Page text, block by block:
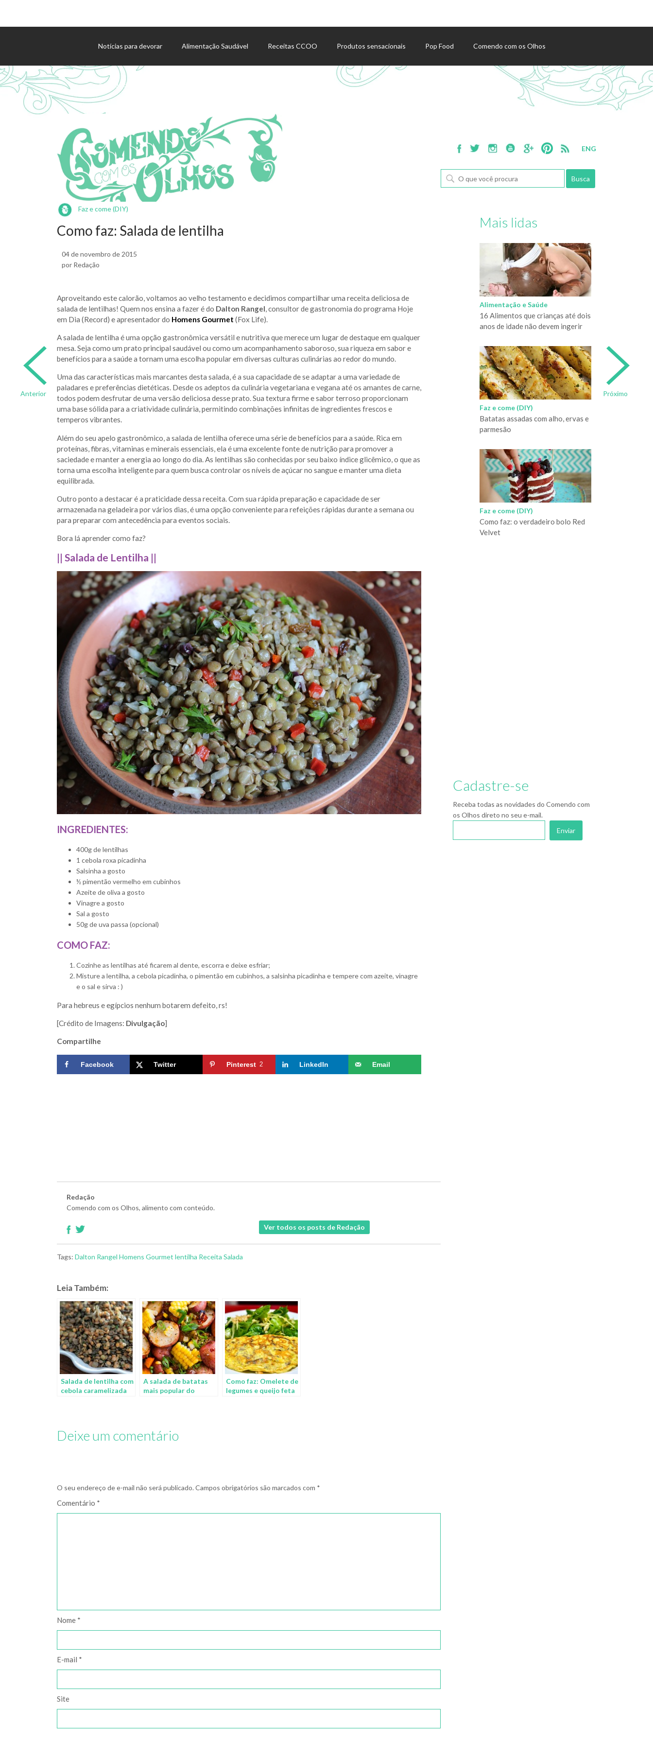
Notícias para devorar Alimentação Saudável Receitas CCOO Produtos sensacionais Pop Food Comendo com os Olhos
Agenda de eventos
ENG
Anterior Próximo
Faz e come (DIY)
Como faz: Salada de lentilha
04 de novembro de 2015
por Redação
Aproveitando este calorão, voltamos ao velho testamento e decidimos compartilhar uma receita deliciosa de
salada de lentilhas! Quem nos ensina a fazer é do Dalton Rangel , consultor de gastronomia do programa Hoje
em Dia (Record) e apresentador do Homens Gourmet (Fox Life).
A salada de lentilha é uma opção gastronômica versátil e nutritiva que merece um lugar de destaque em qualquer
mesa. Seja como um prato principal saudável ou como um acompanhamento saboroso, sua riqueza em sabor e
benefícios para a saúde a tornam uma escolha popular em diversas culturas culinárias ao redor do mundo.
Uma das características mais marcantes desta salada, é a sua capacidade de se adaptar a uma variedade de
paladares e preferências dietéticas. Desde os adeptos da culinária vegetariana e vegana até os amantes de carne,
todos podem desfrutar de uma versão deliciosa desse prato. Sua textura firme e sabor terroso proporcionam
uma base sólida para a criatividade culinária, permitindo combinações infinitas de ingredientes frescos e
temperos vibrantes.
Além do seu apelo gastronômico, a salada de lentilha oferece uma série de benefícios para a saúde. Rica em
proteínas, fibras, vitaminas e minerais essenciais, ela é uma excelente fonte de nutrição para promover a
saciedade e manter a energia ao longo do dia. As lentilhas são conhecidas por seu baixo índice glicêmico, o que as
torna uma escolha inteligente para quem busca controlar os níveis de açúcar no sangue e manter uma dieta
equilibrada.
Outro ponto a destacar é a praticidade dessa receita. Com sua rápida preparação e capacidade de ser
armazenada na geladeira por vários dias, é uma opção conveniente para refeições rápidas durante a semana ou
para preparar com antecedência para eventos sociais.
Bora lá aprender como faz?
|| Salada de Lentilha ||
INGREDIENTES:
400g de lentilhas
1 cebola roxa picadinha
Salsinha a gosto
½ pimentão vermelho em cubinhos
Azeite de oliva a gosto
Vinagre a gosto
Sal a gosto
50g de uva passa (opcional)
COMO FAZ:
Cozinhe as lentilhas até ficarem al dente, escorra e deixe esfriar;
Misture a lentilha, a cebola picadinha, o pimentão em cubinhos, a salsinha picadinha e tempere com azeite, vinagre
e o sal e sirva : )
Para hebreus e egípcios nenhum botarem defeito, rs!
[Crédito de Imagens: Divulgação]
Compartilhe
Facebook Twitter Pinterest 2 LinkedIn Email
Redação
Comendo com os Olhos, alimento com conteúdo.
Ver todos os posts de Redação
Tags: Dalton Rangel Homens Gourmet lentilha Receita Salada
Leia Também:
Salada de lentilha com
cebola caramelizada
A salada de batatas
mais popular do
Como faz: Omelete de
legumes e queijo feta
Deixe um comentário
O seu endereço de e-mail não será publicado. Campos obrigatórios são marcados com *
Comentário *
Nome *
E-mail *
Site
Mais lidas
Alimentação e Saúde
16 Alimentos que crianças até dois
anos de idade não devem ingerir
Faz e come (DIY)
Batatas assadas com alho, ervas e
parmesão
Faz e come (DIY)
Como faz: o verdadeiro bolo Red
Velvet
Cadastre-se
Receba todas as novidades do Comendo com
os Olhos direto no seu e-mail.